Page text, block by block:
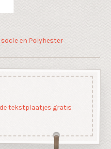
en Polyhester
tekstplaatjes gratis